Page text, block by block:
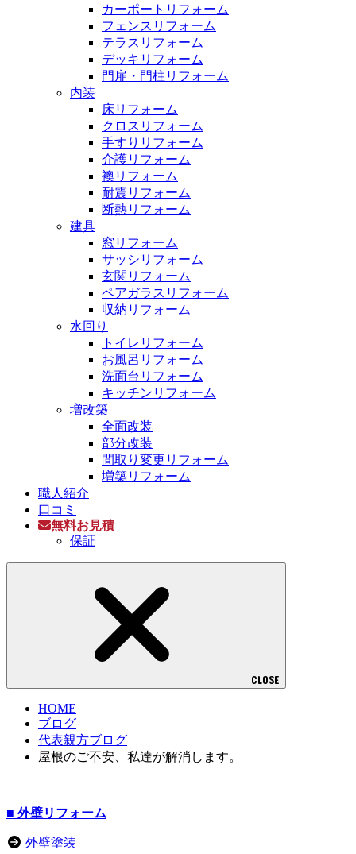
カーポートリフォーム
フェンスリフォーム
テラスリフォーム
デッキリフォーム
門扉・門柱リフォーム
内装
床リフォーム
クロスリフォーム
手すりリフォーム
介護リフォーム
襖リフォーム
耐震リフォーム
断熱リフォーム
建具
窓リフォーム
サッシリフォーム
玄関リフォーム
ペアガラスリフォーム
収納リフォーム
水回り
トイレリフォーム
お風呂リフォーム
洗面台リフォーム
キッチンリフォーム
増改築
全面改装
部分改装
間取り変更リフォーム
増築リフォーム
職人紹介
口コミ
無料お見積
保証
CLOSE
HOME
ブログ
代表親方ブログ
屋根のご不安、私達が解消します。
■ 外壁リフォーム
外壁塗装